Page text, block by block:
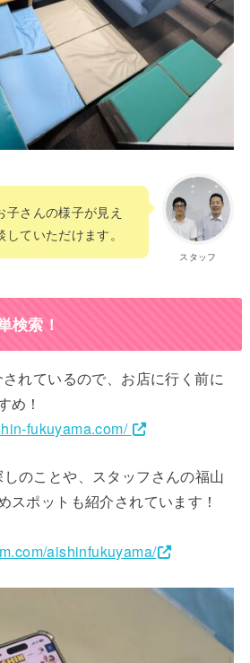
スタッフ
さんの様子が見え
ていただけます。
検索！
れているので、お店に行く前に
め！
fukuyama.com/
のことや、スタッフさんの福山
スポットも紹介されています！
aishinfukuyama/